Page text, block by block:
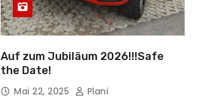
Auf zum Jubiläum 2026!!!Safe
the Date!
Mai 22, 2025 Plani